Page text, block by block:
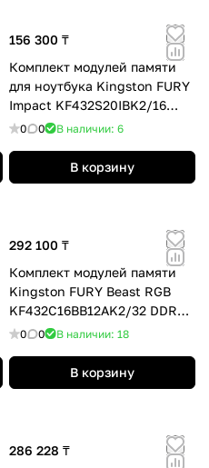
156 300 ₸
Комплект модулей памяти
для ноутбука Kingston FURY
Impact KF432S20IBK2/16
DDR4 16GB (Kit 2x8GB)
0 0 В наличии: 6
В корзину
292 100 ₸
Комплект модулей памяти
Kingston FURY Beast RGB
KF432C16BB12AK2/32 DDR4
32GB (Kit 2x16GB) 3200MHz
0 0 В наличии: 18
В корзину
286 228 ₸